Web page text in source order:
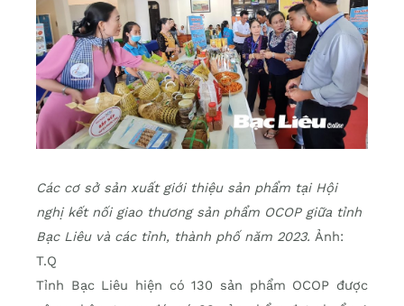
Các cơ sở sản xuất giới thiệu sản phẩm tại Hội
nghị kết nối giao thương sản phẩm OCOP giữa tỉnh
Bạc Liêu và các tỉnh, thành phố năm 2023. Ảnh:
T.Q
Tỉnh Bạc Liêu hiện có 130 sản phẩm OCOP được